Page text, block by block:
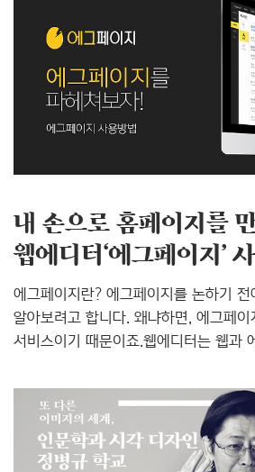
‘디자인 생태계’입니다.디자인이란 본
관계 맺으며 문화를 형성해나가는 것입
『the T』는 따로 동떨어진 들판, 즉 ‘분
디자인이 아니라 우리 모두의 삶을 감싸
‘생태계’로서의 디자인을 이야기해보고
위주의 폐쇄성을 넘어, 디자이너와 사
폭넓은 디자인 담론을 펼쳐나가려 합
다섯..
내 손으로 홈페이지를
웹에디터‘에그페이지’
에그페이지란? 에그페이지를 논하기 전
알아보려고 합니다. 왜냐하면, 에그페이
서비스이기 때문이죠.웹에디터는 웹과
프로그램을 지칭합니다. 여기에 웹이라
프로그램이 아닌 인터넷만 된다면 웹브
작업이 가능한 웹에디터가 된 것이죠.
웹에디터 중 하나이며, 쉽고 빠르게 높